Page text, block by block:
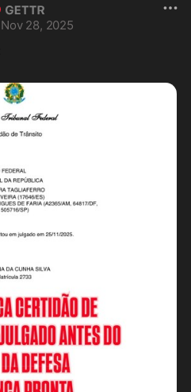
Nov 28, 2025